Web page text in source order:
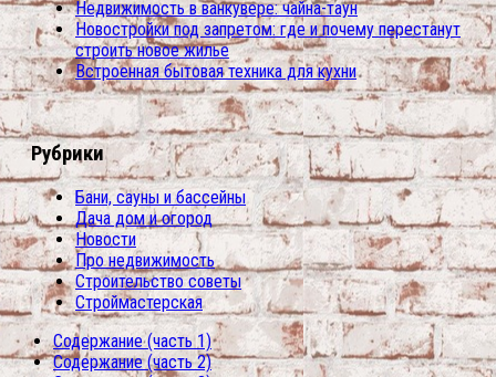
Недвижимость в ванкувере: чайна-таун
Новостройки под запретом: где и почему перестанут
строить новое жилье
Встроенная бытовая техника для кухни
Рубрики
Бани, сауны и бассейны
Дача дом и огород
Новости
Про недвижимость
Строительство советы
Строймастерская
Содержание (часть 1)
Содержание (часть 2)